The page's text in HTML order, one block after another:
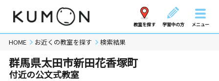
教室を探す 学習中の方 メニュー
HOME お近くの教室を探す 検索結果
群馬県太田市新田花香塚町
付近の公文式教室